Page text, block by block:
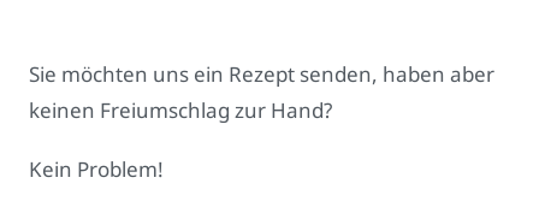
Sie möchten uns ein Rezept senden, haben aber
keinen Freiumschlag zur Hand?
Kein Problem!